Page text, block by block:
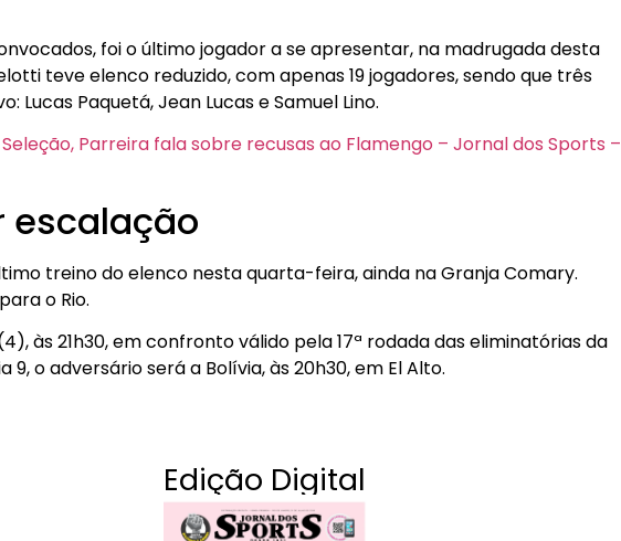
foi o último jogador a se apresentar, na madrugada desta
teve elenco reduzido, com apenas 19 jogadores, sendo que três
Paquetá, Jean Lucas e Samuel Lino.
Parreira fala sobre recusas ao Flamengo – Jornal dos Sports –
escalação
treino do elenco nesta quarta-feira, ainda na Granja Comary.
o Rio.
às 21h30, em confronto válido pela 17ª rodada das eliminatórias da
o adversário será a Bolívia, às 20h30, em El Alto.
Edição Digital